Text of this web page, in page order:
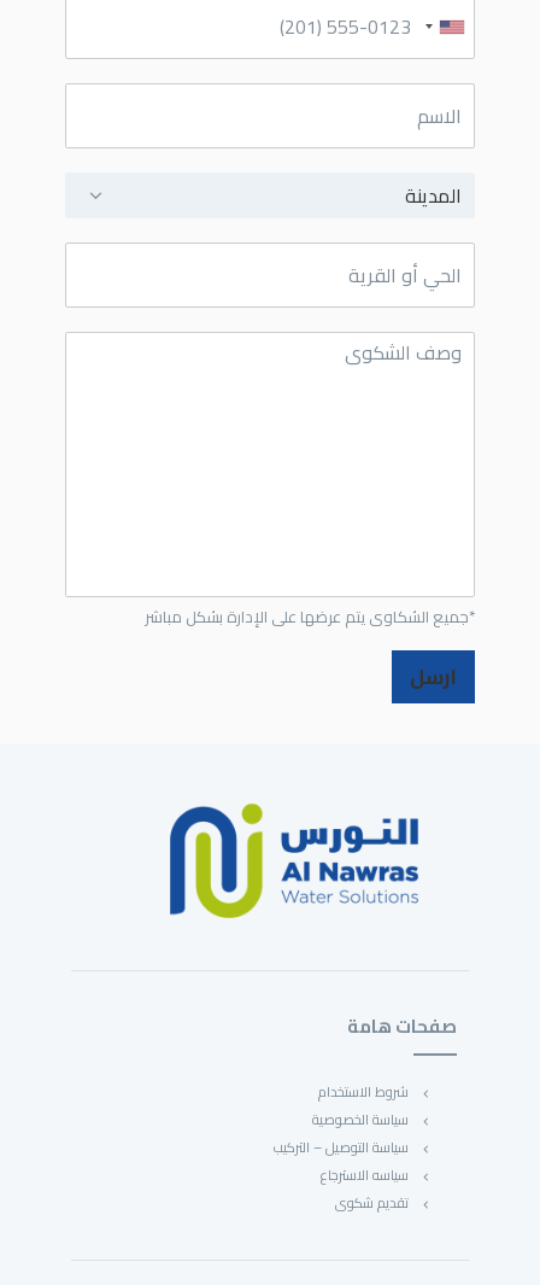
*جميع الشكاوى يتم عرضها على الإدارة بشكل مباشر
ارسل
صفحات هامة
شروط الاستخدام
سياسة الخصوصية
سياسة التوصيل – التركيب
سياسه الاسترجاع
تقديم شكوى